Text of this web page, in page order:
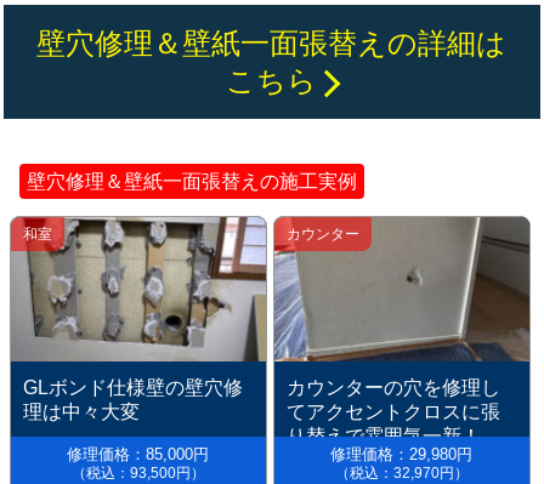
壁穴修理＆壁紙一面張替えの詳細は
こちら
壁穴修理＆壁紙一面張替えの施工実例
和室
修理価格：85,000円
（税込：93,500円）
GLボンド仕様壁の壁穴修
理は中々大変
カウンター
修理価格：29,980円
（税込：32,970円）
カウンターの穴を修理し
てアクセントクロスに張
り替えで雰囲気一新！